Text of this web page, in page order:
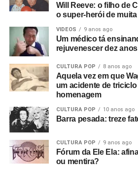
Foto: Reprodução Internet
Fui vê-los no antigo Russell Club e
absolutamente incríveis; me
com eles naquele instante. Fui falar
de discos local e contei a ele sobre
em Altrincham, onde eu tinha visto
1963-64, e disse que ele deveria
shows.
Mais tarde, apresentei-o ao Rob,
cópias do primeiro EP da banda
estavam sem dinheiro, então
da loja de discos, e ele as colocou
Vale. E era isso que eu queria
Will Reeve: o filho de
o super-herói de
VIDEOS 9 anos ago
Um médico tá
rejuvenescer dez anos
CULTURA POP 8 anos ago
Aquela vez em que
um acidente de
homenagem
CULTURA POP 10 anos ago
Barra pesada: treze
CULTURA POP 9 anos ago
Fórum da Ele Ela:
ou mentira?